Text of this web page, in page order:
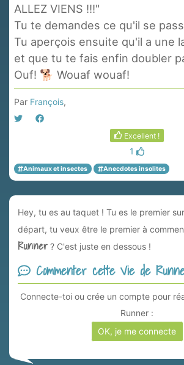
ALLEZ VIENS !!!"
Tu te demandes ce qu'il se
Tu aperçois ensuite qu'il a une
et que tu te fais enfin doubler
Ouf! 🐕 Wouaf wouaf!
Par François,
Excellent !
1
Animaux et insectes Anecdotes insolites
Hey, tu es au taquet ! Tu es le premier
départ, tu veux être le premier à
Runner ? C'est juste en dessous !
Commenter cette Vie de
Connecte-toi ou crée un compte pour
Runner :
OK, je me connecte